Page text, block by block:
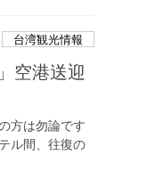
台湾観光情報
空港送迎
方は勿論です
ル間、往復の